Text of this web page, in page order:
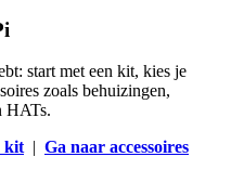
start met een kit, kies je
zoals behuizingen,
HATs.
kit| Ga naar accessoires